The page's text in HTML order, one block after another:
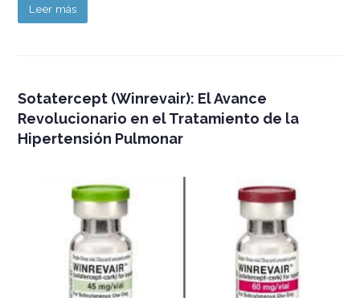
Leer más
Sotatercept (Winrevair): El Avance
Revolucionario en el Tratamiento de la
Hipertensión Pulmonar